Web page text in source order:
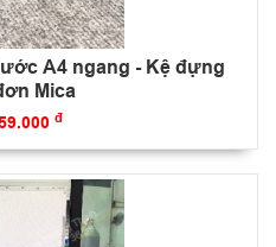
A4 ngang - Kệ đựng
Mica
đ